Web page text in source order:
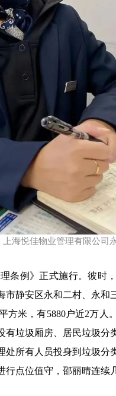
海悦佳物业管理有限公司
条例》正式施行。彼时
市静安区永和二村、永
方米，有5880户近2万人
垃圾厢房、居民垃圾分
所有人员投身到垃圾分
点位值守，邵丽晴连续